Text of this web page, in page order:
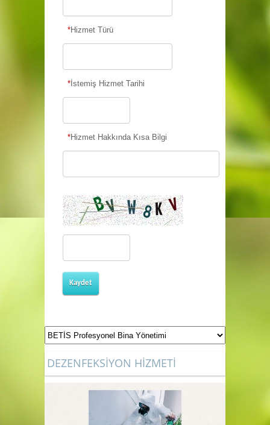
*Hizmet Türü
* İstemiş Hizmet Tarihi
*Hizmet Hakkında Kısa Bilgi
Kaydet
DEZENFEKSİYON HİZMETİ